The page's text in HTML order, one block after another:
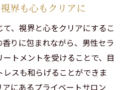
界も心もクリアに
、視界と心をクリアにするこ
りに包まれながら、男性セラ
トメントを受けることで、目
スも和らげることができま
にあるプライベートサロン